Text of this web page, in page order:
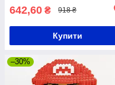
642,60 ₴ 918 ₴
Купити
–30%